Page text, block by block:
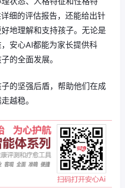
细的评估报告，还能给出针
地理解和支持孩子。无论是
安心AI都能为家长提供科
的全面发展。
的坚强后盾，帮助他们在成
越稳。